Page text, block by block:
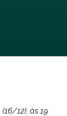
12), às 19